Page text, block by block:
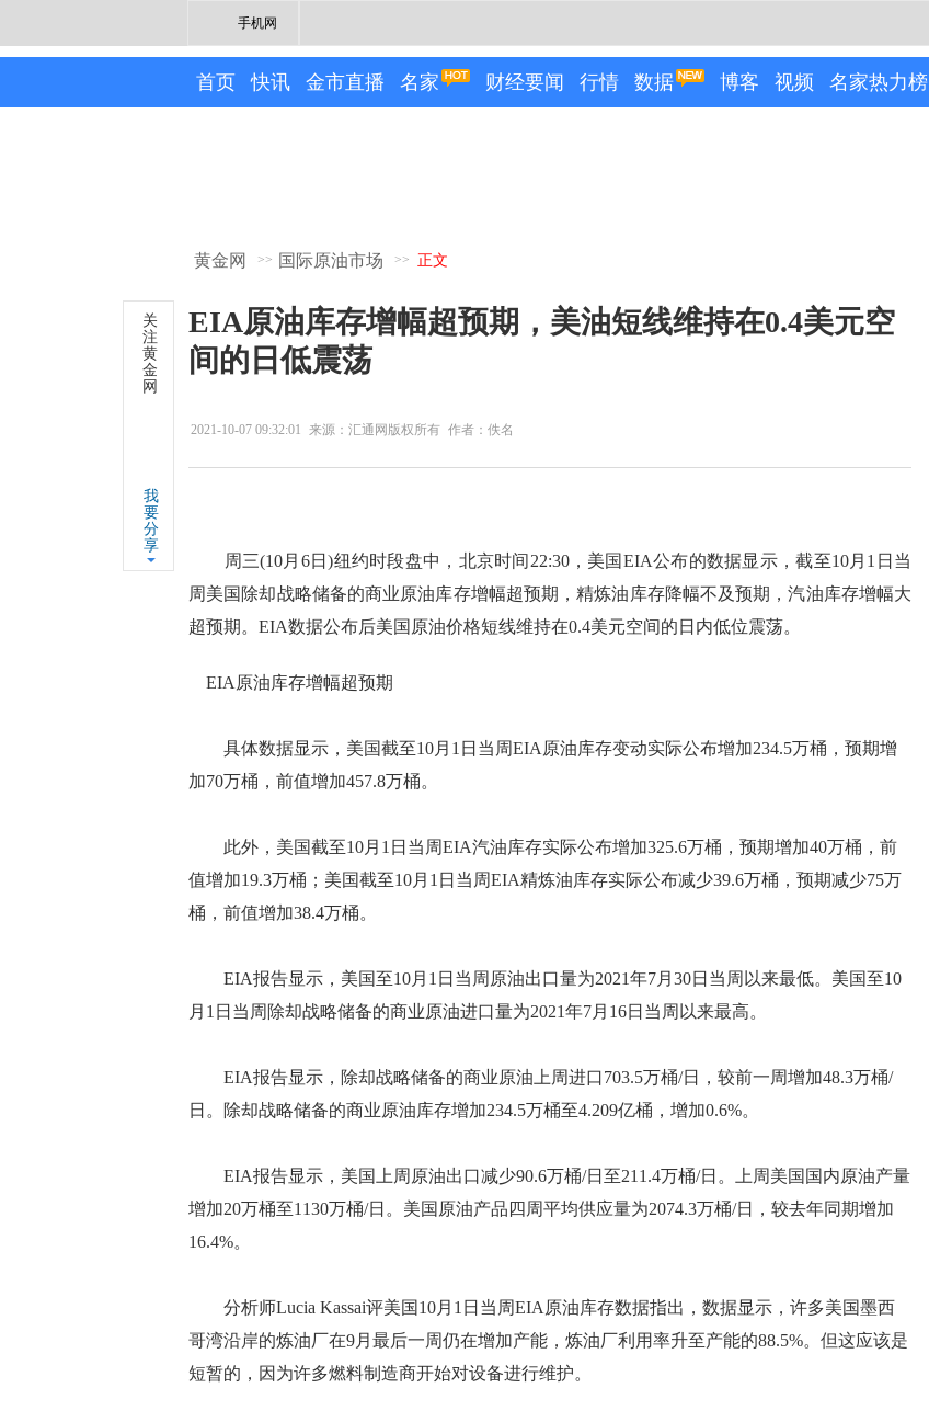
手机网
首页 快讯 金市直播 名家 财经要闻 行情 数据 博客 视频 名家热力榜
黄金网 >> 国际原油市场 >> 正文
EIA原油库存增幅超预期，美油短线维持在0.4美元空
间的日低震荡
2021-10-07 09:32:01 来源：汇通网版权所有 作者：佚名
关
注
黄
金
网
我
要
分
享
周三(10月6日)纽约时段盘中，北京时间22:30，美国EIA公布的数据显示，截至10月1日当
周美国除却战略储备的商业原油库存增幅超预期，精炼油库存降幅不及预期，汽油库存增幅大
超预期。EIA数据公布后美国原油价格短线维持在0.4美元空间的日内低位震荡。
EIA原油库存增幅超预期
具体数据显示，美国截至10月1日当周EIA原油库存变动实际公布增加234.5万桶，预期增
加70万桶，前值增加457.8万桶。
此外，美国截至10月1日当周EIA汽油库存实际公布增加325.6万桶，预期增加40万桶，前
值增加19.3万桶；美国截至10月1日当周EIA精炼油库存实际公布减少39.6万桶，预期减少75万
桶，前值增加38.4万桶。
EIA报告显示，美国至10月1日当周原油出口量为2021年7月30日当周以来最低。美国至10
月1日当周除却战略储备的商业原油进口量为2021年7月16日当周以来最高。
EIA报告显示，除却战略储备的商业原油上周进口703.5万桶/日，较前一周增加48.3万桶/
日。除却战略储备的商业原油库存增加234.5万桶至4.209亿桶，增加0.6%。
EIA报告显示，美国上周原油出口减少90.6万桶/日至211.4万桶/日。上周美国国内原油产量
增加20万桶至1130万桶/日。美国原油产品四周平均供应量为2074.3万桶/日，较去年同期增加
16.4%。
分析师Lucia Kassai评美国10月1日当周EIA原油库存数据指出，数据显示，许多美国墨西
哥湾沿岸的炼油厂在9月最后一周仍在增加产能，炼油厂利用率升至产能的88.5%。但这应该是
短暂的，因为许多燃料制造商开始对设备进行维护。